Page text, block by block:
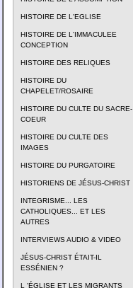
HISTOIRE DE L'EGLISE
HISTOIRE DE L'IMMACULEE
CONCEPTION
HISTOIRE DES RELIQUES
HISTOIRE DU
CHAPELET/ROSAIRE
HISTOIRE DU CULTE DU SACRE-
COEUR
HISTOIRE DU CULTE DES
IMAGES
HISTOIRE DU PURGATOIRE
HISTORIENS DE JÉSUS-CHRIST
INTEGRISME... LES
CATHOLIQUES... ET LES
AUTRES
INTERVIEWS AUDIO & VIDEO
JÉSUS-CHRIST ÉTAIT-IL
ESSÉNIEN ?
L 'ÉGLISE ET LES MIGRANTS